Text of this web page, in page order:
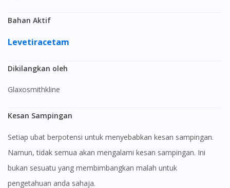
Bahan Aktif
Levetiracetam
Dikilangkan oleh
Glaxosmithkline
Kesan Sampingan
Setiap ubat berpotensi untuk menyebabkan kesan sampingan.
Namun, tidak semua akan mengalami kesan sampingan. Ini
bukan sesuatu yang membimbangkan malah untuk
pengetahuan anda sahaja.